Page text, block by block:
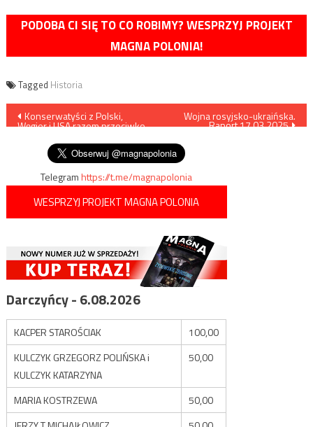
PODOBA CI SIĘ TO CO ROBIMY? WESPRZYJ PROJEKT
MAGNA POLONIA!
Tagged Historia
Nawigacja
wpisu
Konserwatyści z Polski,
Węgier i USA razem przeciwko
Wojna rosyjsko-ukraińska.
Raport 17.03.2025
Telegramhttps://t.me/magnapolonia
WESPRZYJ PROJEKT MAGNA POLONIA
Darczyńcy - 6.08.2026
KACPER STAROŚCIAK
100,00
KULCZYK GRZEGORZ POLIŃSKA i
KULCZYK KATARZYNA
50,00
MARIA KOSTRZEWA
50,00